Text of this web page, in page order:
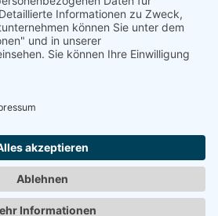
gemeinnützige GmbH,